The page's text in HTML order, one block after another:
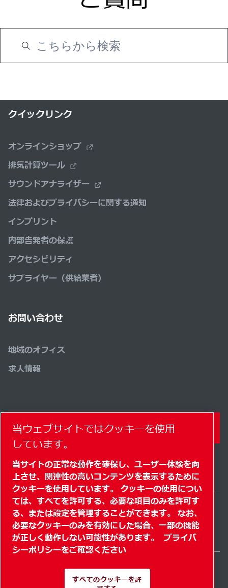
クイックリンク
オンラインショップ
排気計算ツール
サウンドアナライザー
法律およびプライバシーに関する通知
インプリント
内部告発者の保護
アクセシビリティ
サプライヤー（供給業者）
お問い合わせ
地域のオフィス
求人情報
コンタクトフォーム
サイトマップ" クッキーを管理する"© 2026 著作権
Japan / JA
当ウェブサイトではクッキーを使用
しています。
当サイトの正常な動作を確保し、ユーザー体験を向
上させ、関連性の高いコンテンツを表示するために
クッキーを使用しています。 クッキーの使用につい
ては、すべてを許可する、必要な項目のみを許可す
る、または設定を管理することができます。 なお、
必要なクッキーのみを有効にした場合、一部の機能
が正しく動作しない可能性があります。
プライバ
シーポリシーをご確認ください
すべてのクッキーを許